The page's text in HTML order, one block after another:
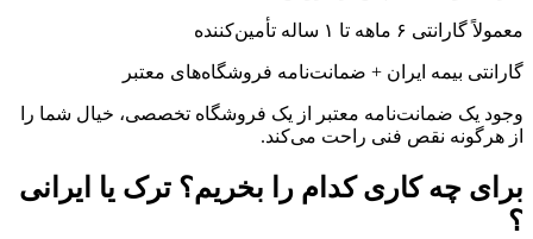
معمولاً گارانتی ۶ ماهه تا ۱ ساله تأمین‌کننده
گارانتی بیمه ایران + ضمانت‌نامه فروشگاه‌های معتبر
وجود یک ضمانت‌نامه معتبر از یک فروشگاه تخصصی، خیال شما را
از هرگونه نقص فنی راحت می‌کند.
برای چه کاری کدام را بخریم؟ ترک یا ایرانی
؟